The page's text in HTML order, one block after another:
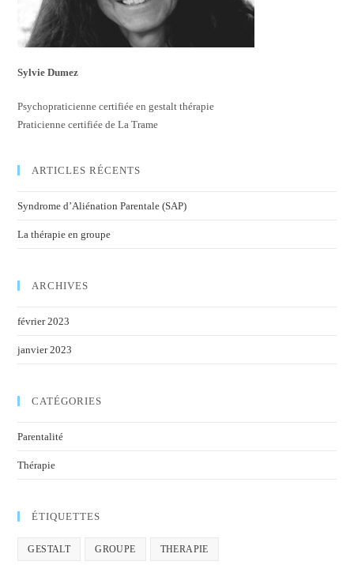
Sylvie Dumez
Psychopraticienne certifiée en gestalt thérapie
Praticienne certifiée de La Trame
ARTICLES RÉCENTS
Syndrome d’Aliénation Parentale (SAP)
La thérapie en groupe
ARCHIVES
février 2023
janvier 2023
CATÉGORIES
Parentalité
Thérapie
ÉTIQUETTES
GESTALT GROUPE THERAPIE